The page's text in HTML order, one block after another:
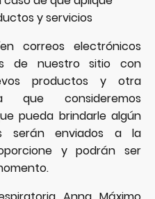
y servicios
correos electrónicos
de nuestro sitio con
productos y otra
que consideremos
pueda brindarle algún
serán enviados a la
y podrán ser